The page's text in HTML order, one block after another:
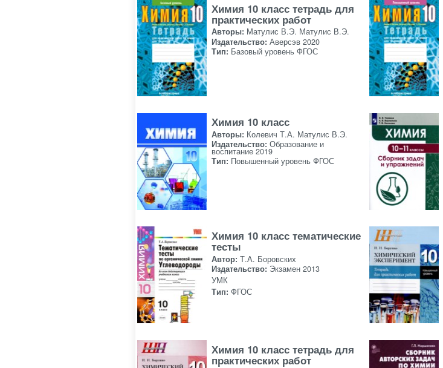
Химия 10 класс тетрадь для
практических работ
Авторы: Матулис В.Э. Матулис В.Э.
Издательство: Аверсэв 2020
Тип: Базовый уровень ФГОС
Химия 10 класс
Авторы: Колевич Т.А. Матулис В.Э.
Издательство: Образование и
воспитание 2019
Тип: Повышенный уровень ФГОС
Химия 10 класс тематические
тесты
Автор: Т.А. Боровских
Издательство: Экзамен 2013
УМК
Тип: ФГОС
Химия 10 класс тетрадь для
практических работ